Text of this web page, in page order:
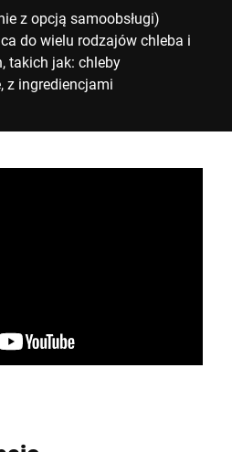
z opcją samoobsługi)
do wielu rodzajów chleba i
takich jak: chleby
z ingrediencjami